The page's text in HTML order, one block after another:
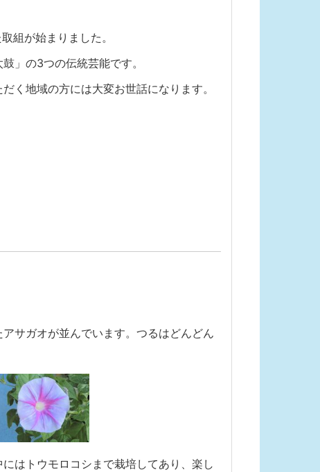
組が始まりました。
」の3つの伝統芸能です。
く地域の方には大変お世話になります。
サガオが並んでいます。つるはどんどん
はトウモロコシまで栽培してあり、楽し